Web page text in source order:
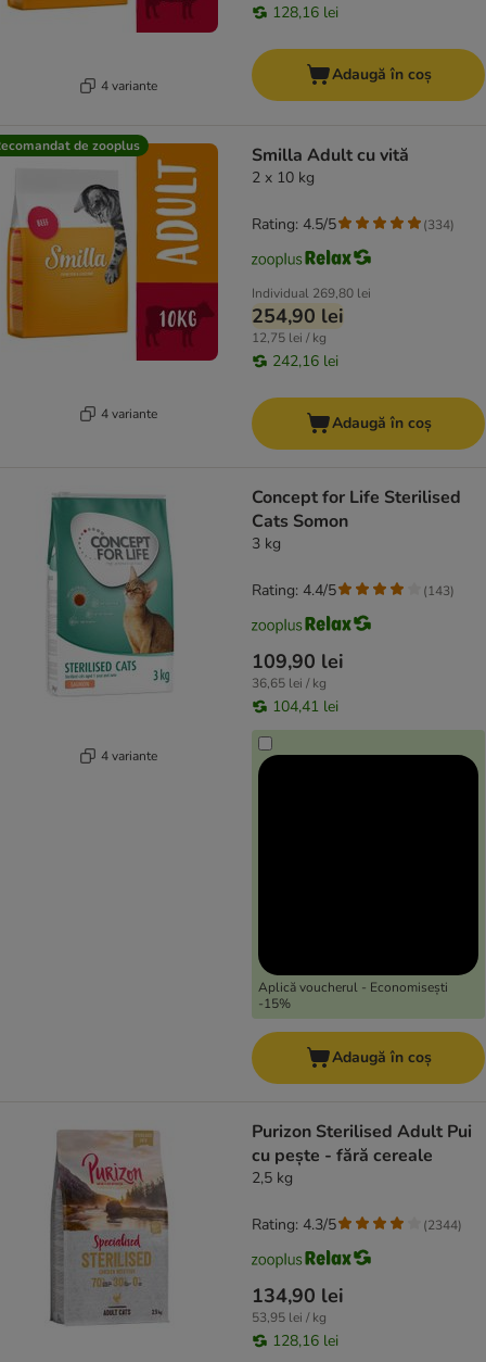
4 variante
128,16 lei
Adaugă în coș
de zooplus
4 variante
Smilla Adult cu vită
2 x 10 kg
Individual 269,80 lei
254,90 lei
12,75 lei / kg
242,16 lei
Rating: 4.5/5 (334)
Adaugă în coș
4 variante
Concept for Life Sterilised
Cats Somon
3 kg
109,90 lei
36,65 lei / kg
104,41 lei
Aplică voucherul - Economisești
-15%
Rating: 4.4/5 (143)
Adaugă în coș
Purizon Sterilised Adult Pui
cu pește - fără cereale
2,5 kg
134,90 lei
53,95 lei / kg
128,16 lei
Rating: 4.3/5 (2344)